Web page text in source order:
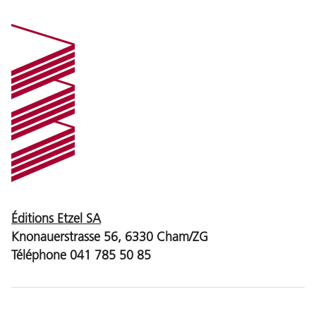
Éditions Etzel SA
Knonauerstrasse 56, 6330 Cham/ZG
Téléphone 041 785 50 85